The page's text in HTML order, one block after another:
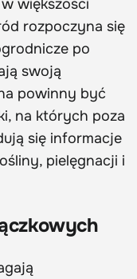
większości
rozpoczyna się
po
swoją
powinny być
na których poza
się informacje
pielęgnacji i